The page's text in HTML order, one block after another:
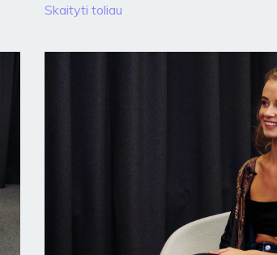
Skaityti toliau